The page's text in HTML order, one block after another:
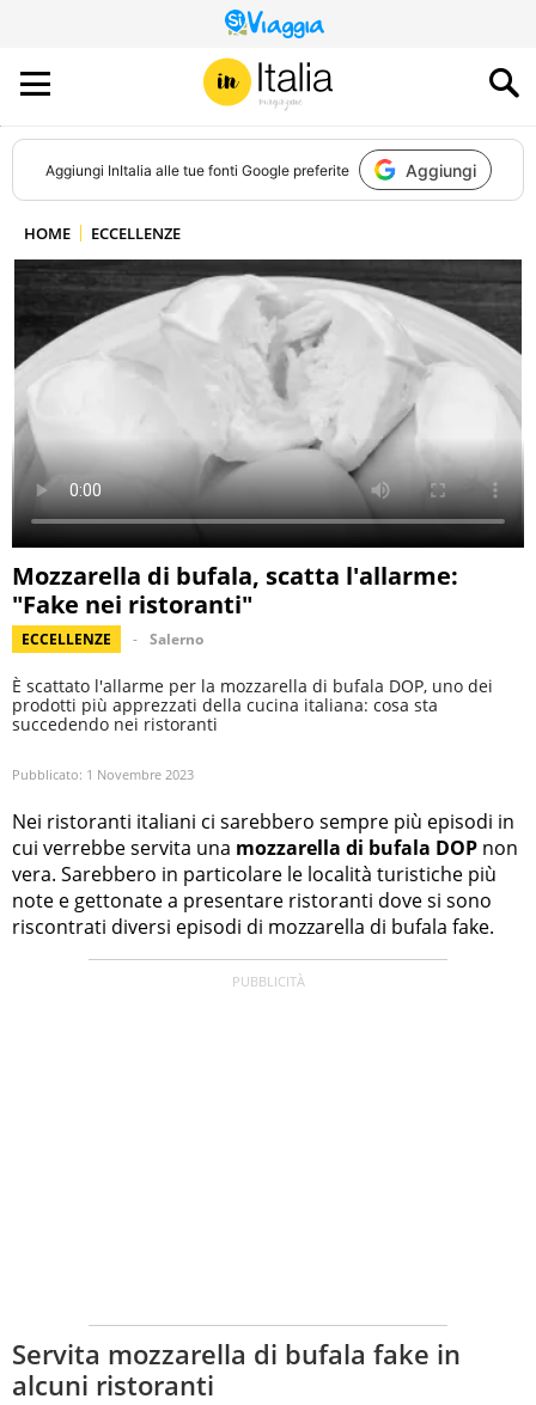
QUESTO
SITO
CONTRIBUISCE
ALL’AUDIENCE
DI
Aggiungi InItalia alle tue fonti Google preferite Aggiungi
HOME ECCELLENZE
Mozzarella di bufala, scatta l'allarme:
"Fake nei ristoranti"
ECCELLENZE Salerno
È scattato l'allarme per la mozzarella di bufala DOP, uno dei
prodotti più apprezzati della cucina italiana: cosa sta
succedendo nei ristoranti
Pubblicato: 1 Novembre 2023
Nei ristoranti italiani ci sarebbero sempre più episodi in
cui verrebbe servita una mozzarella di bufala DOP non
vera. Sarebbero in particolare le località turistiche più
note e gettonate a presentare ristoranti dove si sono
riscontrati diversi episodi di mozzarella di bufala fake.
Servita mozzarella di bufala fake in
alcuni ristoranti